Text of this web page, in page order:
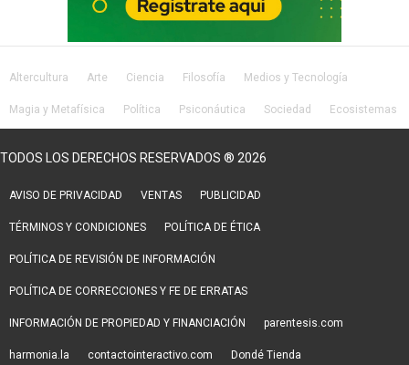
Altercultura Arte Ciencia Filosofía Medios y Tecnología
Magia y Metafísica Política Psiconáutica Sociedad Ecosistemas
TODOS LOS DERECHOS RESERVADOS ® 2026
AVISO DE PRIVACIDAD VENTAS PUBLICIDAD
TÉRMINOS Y CONDICIONES POLÍTICA DE ÉTICA
POLÍTICA DE REVISIÓN DE INFORMACIÓN
POLÍTICA DE CORRECCIONES Y FE DE ERRATAS
INFORMACIÓN DE PROPIEDAD Y FINANCIACIÓN parentesis.com
harmonia.la contactointeractivo.com Dondé Tienda